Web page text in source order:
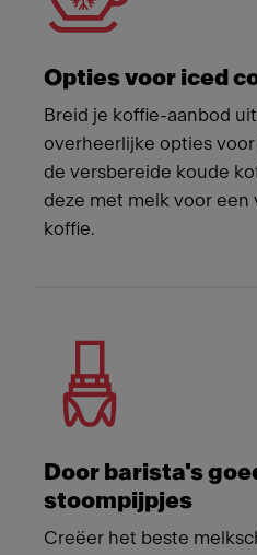
Opties voor iced
Breid je koffie-aanbod
overheerlijke opties
de versbereide koude
deze met melk voor een
koffie.
Door barista's
stoompijpjes
Creëer het beste